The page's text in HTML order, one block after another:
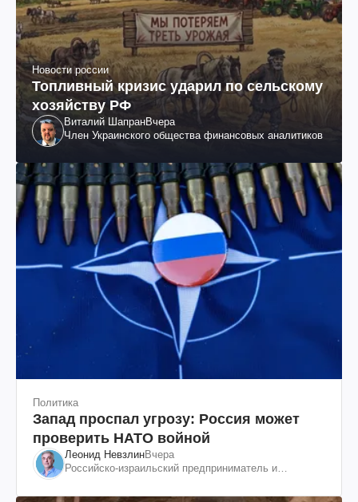
Новости россии
Топливный кризис ударил по сельскому
хозяйству РФ
Виталий ШапранВчера
Член Украинского общества финансовых аналитиков
Политика
Запад проспал угрозу: Россия может
проверить НАТО войной
Леонид НевзлинВчера
Российско-израильский предприниматель и
"ЮКОСа"